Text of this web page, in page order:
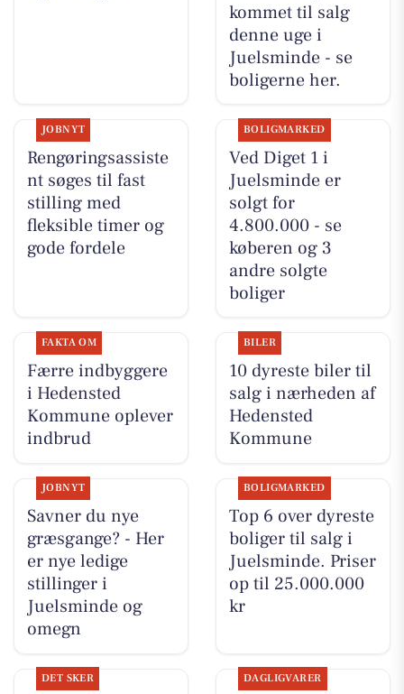
kommet til salg
denne uge i
Juelsminde - se
boligerne her.
JOBNYT
Rengøringsassiste
nt søges til fast
stilling med
fleksible timer og
gode fordele
BOLIGMARKED
Ved Diget 1 i
Juelsminde er
solgt for
4.800.000 - se
køberen og 3
andre solgte
boliger
FAKTA OM
Færre indbyggere
i Hedensted
Kommune oplever
indbrud
BILER
10 dyreste biler til
salg i nærheden af
Hedensted
Kommune
JOBNYT
Savner du nye
græsgange? - Her
er nye ledige
stillinger i
Juelsminde og
omegn
BOLIGMARKED
Top 6 over dyreste
boliger til salg i
Juelsminde. Priser
op til 25.000.000
kr
DET SKER DAGLIGVARER